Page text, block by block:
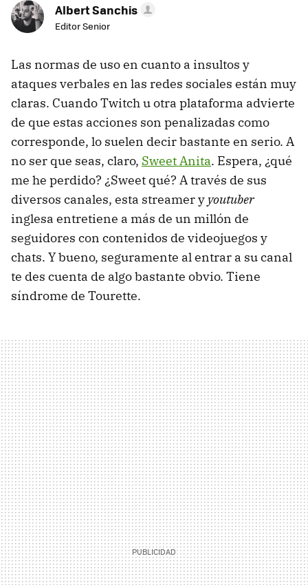
Albert Sanchis
Editor Senior
Las normas de uso en cuanto a insultos y
ataques verbales en las redes sociales están muy
claras. Cuando Twitch u otra plataforma advierte
de que estas acciones son penalizadas como
corresponde, lo suelen decir bastante en serio. A
no ser que seas, claro, Sweet Anita. Espera, ¿qué
me he perdido? ¿Sweet qué? A través de sus
diversos canales, esta ​​streamer y youtuber
inglesa entretiene a más de un millón de
seguidores con contenidos de videojuegos y
chats. Y bueno, seguramente al entrar a su canal
te des cuenta de algo bastante obvio. Tiene
síndrome de Tourette.